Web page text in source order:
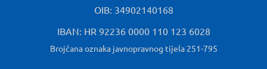
OIB: 34902140168
IBAN: HR 92236 0000 110 123 6028
Brojčana oznaka javnopravnog tijela 251-795